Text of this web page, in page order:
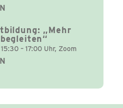
„Mehr
– 17:00 Uhr, Zoom